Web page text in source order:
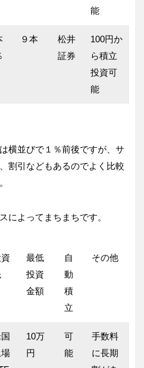
能
９本
松井
証券
100円か
ら積立
投資可
能
横並びで１％前後ですが、サ
割引などもあるのでよく比較
によってまちまちです。
最低
投資
金額
自
動
積
立
その他
場
10万
円
可
能
手数料
に長期